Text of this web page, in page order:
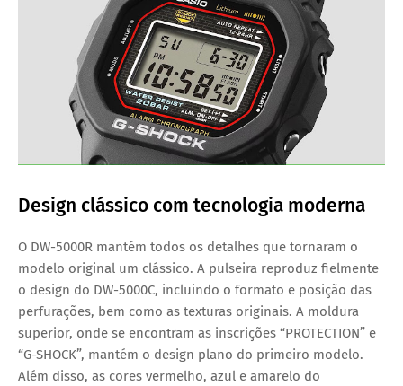
Design clássico com tecnologia moderna
O DW-5000R mantém todos os detalhes que tornaram o
modelo original um clássico. A pulseira reproduz fielmente
o design do DW-5000C, incluindo o formato e posição das
perfurações, bem como as texturas originais. A moldura
superior, onde se encontram as inscrições “PROTECTION” e
“G-SHOCK”, mantém o design plano do primeiro modelo.
Além disso, as cores vermelho, azul e amarelo do